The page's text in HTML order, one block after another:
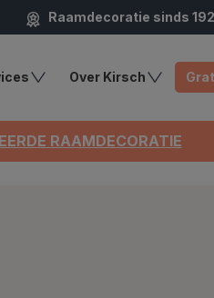
Raamdecoratie sinds
Over Kirsch
RAAMDECORATIE